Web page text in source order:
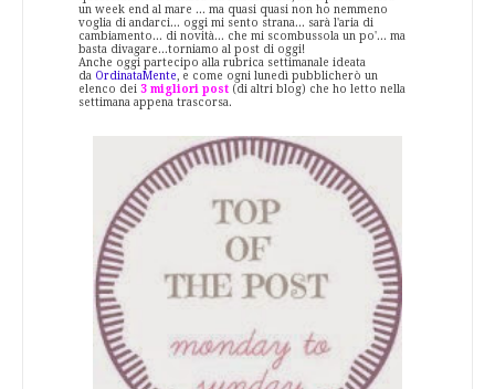
un week end al mare ... ma quasi quasi non ho nemmeno
voglia di andarci... oggi mi sento strana... sarà l'aria di
cambiamento... di novità... che mi scombussola un po'... ma
basta divagare...torniamo al post di oggi!
Anche oggi partecipo alla rubrica settimanale ideata
da OrdinataMente , e come ogni lunedì pubblicherò un
elenco dei 3 migliori post (di altri blog) che ho letto nella
settimana appena trascorsa.